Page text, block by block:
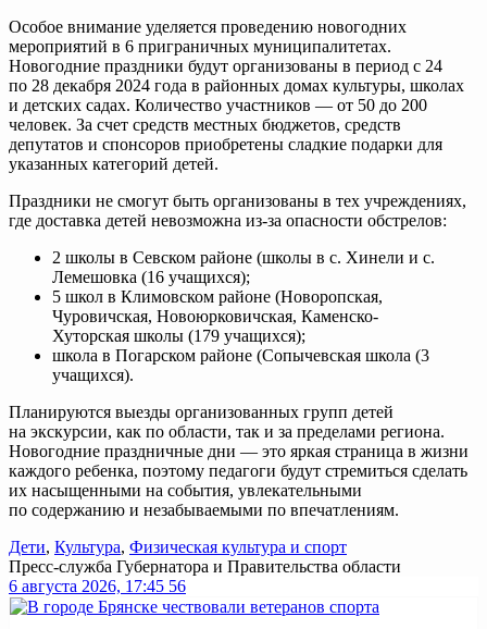
Особое внимание уделяется проведению новогодних
мероприятий в 6 приграничных муниципалитетах.
Новогодние праздники будут организованы в период с 24
по 28 декабря 2024 года в районных домах культуры, школах
и детских садах. Количество участников — от 50 до 200
человек. За счет средств местных бюджетов, средств
депутатов и спонсоров приобретены сладкие подарки для
указанных категорий детей.
Праздники не смогут быть организованы в тех учреждениях,
где доставка детей невозможна из-за опасности обстрелов:
2 школы в Севском районе (школы в с. Хинели и с.
Лемешовка (16 учащихся);
5 школ в Климовском районе (Новоропская,
Чуровичская, Новоюрковичская, Каменско-
Хуторская школы (179 учащихся);
школа в Погарском районе (Сопычевская школа (3
учащихся).
Планируются выезды организованных групп детей
на экскурсии, как по области, так и за пределами региона.
Новогодние праздничные дни — это яркая страница в жизни
каждого ребенка, поэтому педагоги будут стремиться сделать
их насыщенными на события, увлекательными
по содержанию и незабываемыми по впечатлениям.
Дети, Культура, Физическая культура и спорт
Пресс-служба Губернатора и Правительства области
6 августа 2026, 17:45 56